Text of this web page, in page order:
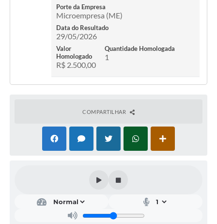
Porte da Empresa
Microempresa (ME)
Data do Resultado
29/05/2026
Valor
Homologado
R$ 2.500,00
Quantidade Homologada
1
COMPARTILHAR